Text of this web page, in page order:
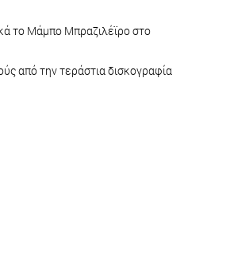
το Μάμπο Μπραζιλέϊρο στο
από την τεράστια δισκογραφία